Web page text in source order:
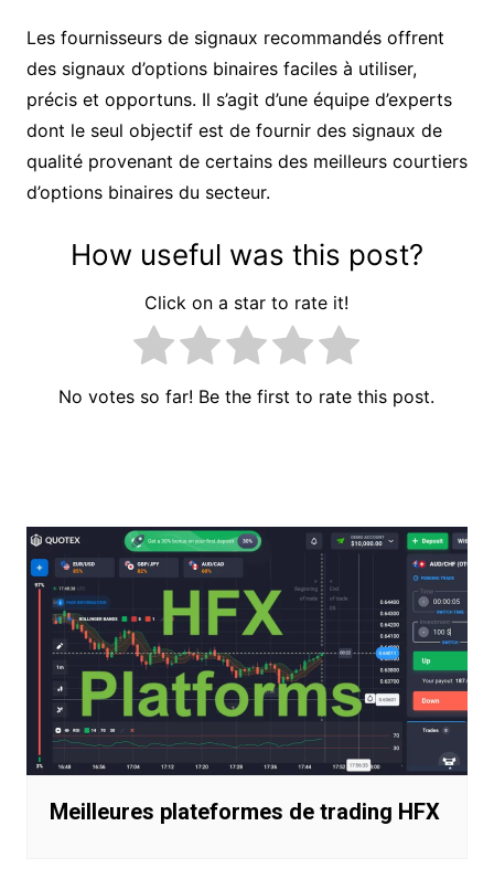
Les fournisseurs de signaux recommandés offrent
des signaux d’options binaires faciles à utiliser,
précis et opportuns. Il s’agit d’une équipe d’experts
dont le seul objectif est de fournir des signaux de
qualité provenant de certains des meilleurs courtiers
d’options binaires du secteur.
How useful was this post?
Click on a star to rate it!
No votes so far! Be the first to rate this post.
l’article
Meilleures plateformes de trading HFX